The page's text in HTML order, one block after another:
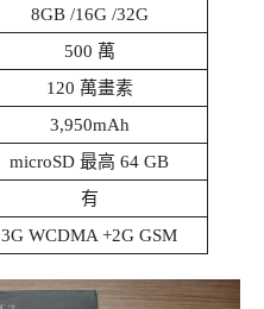
8GB /16G /32G
500 萬
120 萬畫素
3,950mAh
microSD 最高 64 GB
有
3G WCDMA +2G GSM